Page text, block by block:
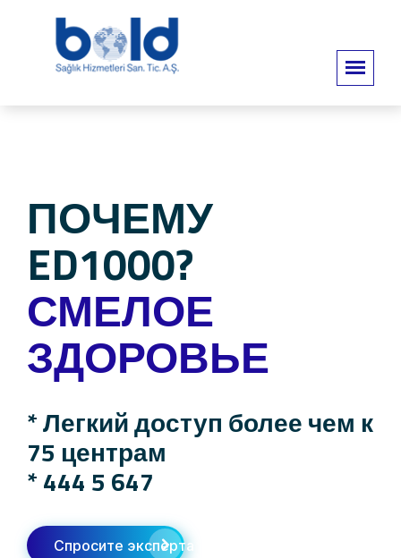
ПОЧЕМУ
ED1000?
СМЕЛОЕ
ЗДОРОВЬЕ
* Легкий доступ более чем к
75 центрам
*444 5 647
Спросите эксперта